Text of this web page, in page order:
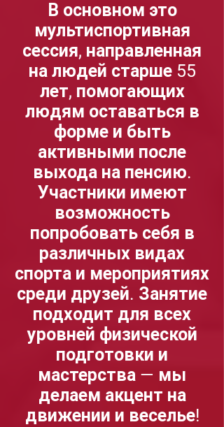
В основном это
мультиспортивная
сессия, направленная
на людей старше 55
лет, помогающих
людям оставаться в
форме и быть
активными после
выхода на пенсию.
Участники имеют
возможность
попробовать себя в
различных видах
спорта и мероприятиях
среди друзей. Занятие
подходит для всех
уровней физической
подготовки и
мастерства — мы
делаем акцент на
движении и веселье!